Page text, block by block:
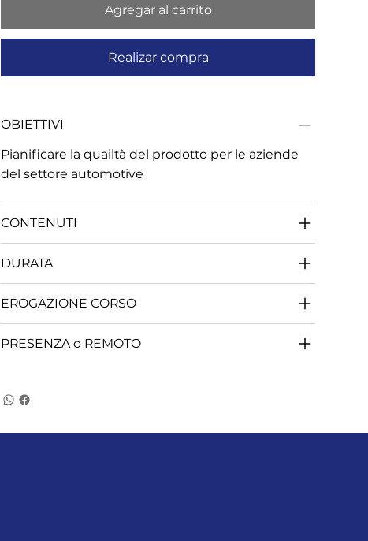
Agregar al carrito
Realizar compra
OBIETTIVI
Pianificare la quailtà del prodotto per le aziende
del settore automotive
CONTENUTI
DURATA
EROGAZIONE CORSO
PRESENZA o REMOTO